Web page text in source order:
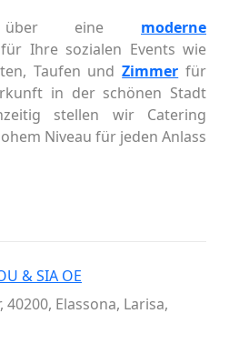
über eine moderne
für Ihre sozialen Events wie
Taufen undΖimmer für
in der schönen Stadt
stellen wir Catering
Niveau für jeden Anlass
& SIA OE
Elassona, Larisa,